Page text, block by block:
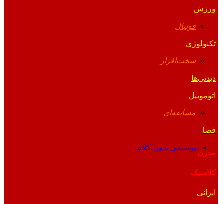
ورزش
فوتبال
تکنولوژی
سخت‌افزار
دیدنی‌ها
اتوموبیل
مسابقه‌ای
فضا
موسیقی بدون کلام
مدرن
کلاسیک
ایرانی